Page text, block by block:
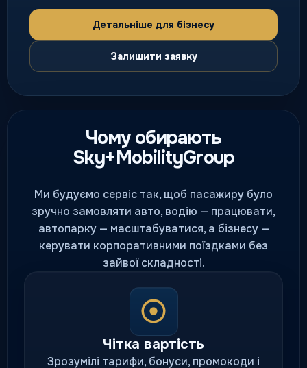
Детальніше для бізнесу
Залишити заявку
Чому обирають
Sky+MobilityGroup
Ми будуємо сервіс так, щоб пасажиру було
зручно замовляти авто, водію — працювати,
автопарку — масштабуватися, а бізнесу —
керувати корпоративними поїздками без
зайвої складності.
Чітка вартість
Зрозумілі тарифи, бонуси, промокоди і